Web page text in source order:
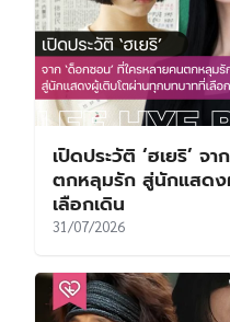
เปิดประวัติ ‘ฮเยริ’ จ
ตกหลุมรัก สู่นักแสดง
เลือกเดิน
31/07/2026